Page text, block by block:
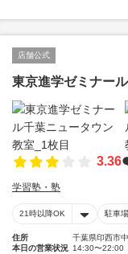
店舗公式
東京進学ゼミナー
3.36
学習塾・塾
21時以降OK 駐車
住所
千葉県印西市
本日の営業状況 14:30〜22:00